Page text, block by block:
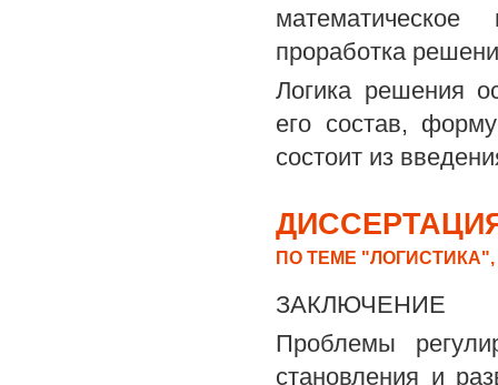
проработка
Логика решения
его состав,
состоит из
ПО ТЕМЕ
ЗАКЛЮЧЕНИЕ
Проблемы
становления и